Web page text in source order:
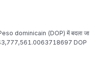
dominicain (DOP) में बदला जा
DOP